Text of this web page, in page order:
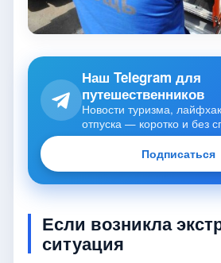
Наш Telegram для
путешественников
Новости туризма,
отпуска — коротко и без
Подписаться
Если возникла
ситуация